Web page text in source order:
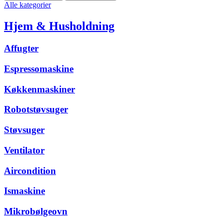
Alle kategorier
Hjem & Husholdning
Affugter
Espressomaskine
Køkkenmaskiner
Robotstøvsuger
Støvsuger
Ventilator
Aircondition
Ismaskine
Mikrobølgeovn